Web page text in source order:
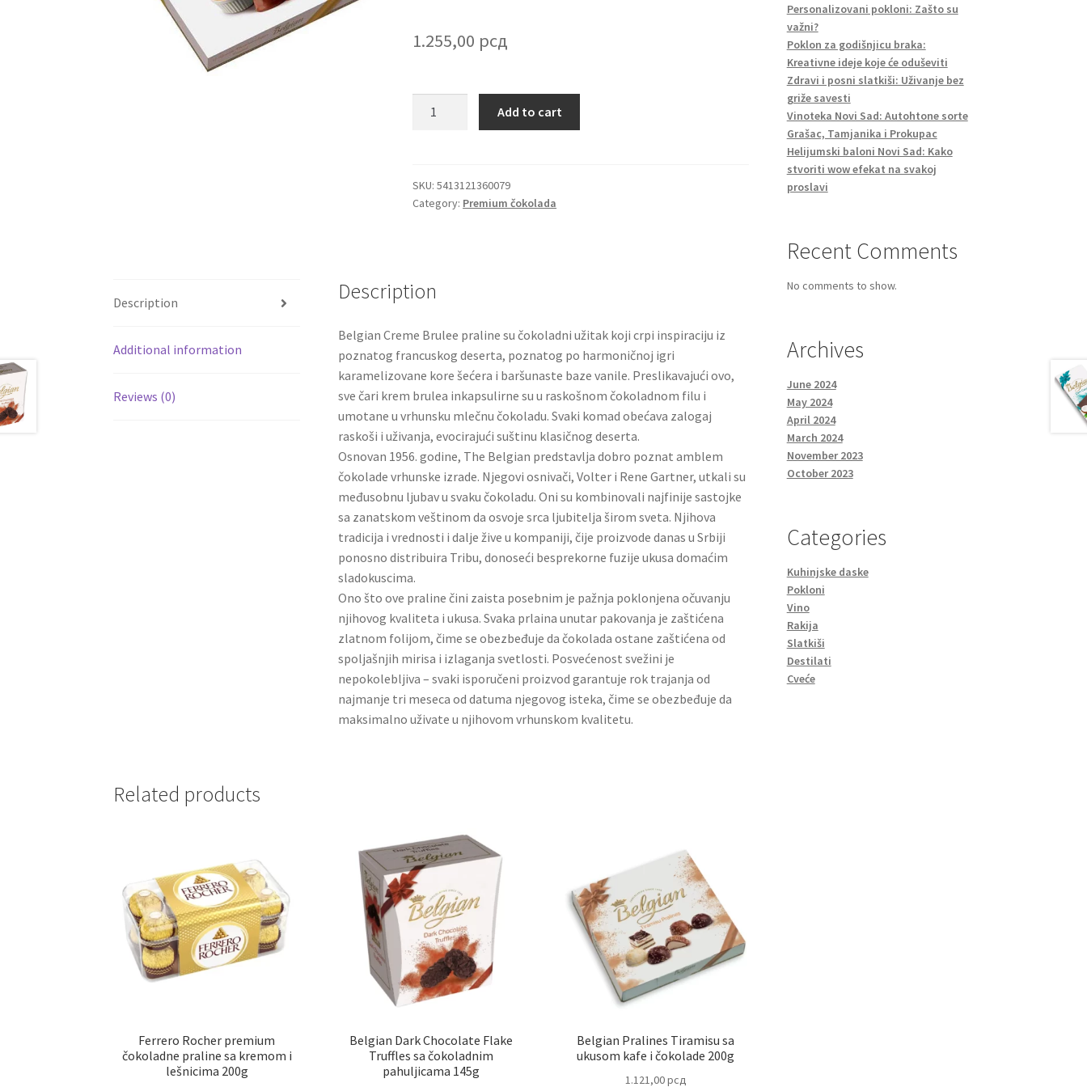
1.255,00 рсд
inspirisane
francuskim
Add to cart
SKU:5413121360079
Category: Premium čokolada
Description
Additional information
Reviews (0)
Description
Belgian Creme Brulee praline su čokoladni užitak koji crpi inspiraciju iz
poznatog francuskog deserta, poznatog po harmoničnoj igri
karamelizovane kore šećera i baršunaste baze vanile. Preslikavajući ovo,
sve čari krem brulea inkapsulirne su u raskošnom čokoladnom filu i
umotane u vrhunsku mlečnu čokoladu. Svaki komad obećava zalogaj
raskoši i uživanja, evocirajući suštinu klasičnog deserta.
Osnovan 1956. godine, The Belgian predstavlja dobro poznat amblem
čokolade vrhunske izrade. Njegovi osnivači, Volter i Rene Gartner, utkali su
međusobnu ljubav u svaku čokoladu. Oni su kombinovali najfinije sastojke
sa zanatskom veštinom da osvoje srca ljubitelja širom sveta. Njihova
tradicija i vrednosti i dalje žive u kompaniji, čije proizvode danas u Srbiji
ponosno distribuira Tribu, donoseći besprekorne fuzije ukusa domaćim
sladokuscima.
Ono što ove praline čini zaista posebnim je pažnja poklonjena očuvanju
njihovog kvaliteta i ukusa. Svaka prlaina unutar pakovanja je zaštićena
zlatnom folijom, čime se obezbeđuje da čokolada ostane zaštićena od
spoljašnjih mirisa i izlaganja svetlosti. Posvećenost svežini je
nepokolebljiva – svaki isporučeni proizvod garantuje rok trajanja od
najmanje tri meseca od datuma njegovog isteka, čime se obezbeđuje da
maksimalno uživate u njihovom vrhunskom kvalitetu.
Related products
Ferrero Rocher premium
čokoladne praline sa kremom i
lešnicima 200g
Belgian Dark Chocolate Flake
Truffles sa čokoladnim
pahuljicama 145g
Belgian Pralines Tiramisu sa
ukusom kafe i čokolade 200g
1.121,00рсд
Personalizovani pokloni: Zašto su
važni?
Poklon za godišnjicu braka:
Kreativne ideje koje će oduševiti
Zdravi i posni slatkiši: Uživanje bez
griže savesti
Vinoteka Novi Sad: Autohtone sorte
Grašac, Tamjanika i Prokupac
Helijumski baloni Novi Sad: Kako
stvoriti wow efekat na svakoj
proslavi
Recent Comments
No comments to show.
Archives
June 2024
May 2024
April 2024
March 2024
November 2023
October 2023
Categories
Kuhinjske daske
Pokloni
Vino
Rakija
Slatkiši
Destilati
Cveće